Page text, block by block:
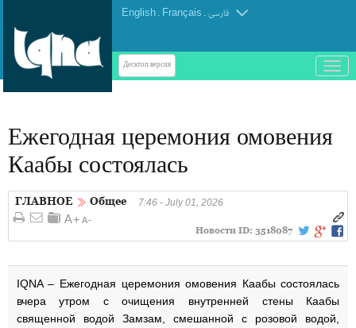
English . Français . فارسی
Десктоп-версия
باز
و
منوЕжегодная церемония омовения
Каабы состоялась
ГЛАВНОЕ Общее 7:46 - July 01, 2026
Новости ID: 3518087
IQNA – Ежегодная церемония омовения Каабы состоялась
вчера утром с очищения внутренней стены Каабы
священной водой Замзам, смешанной с розовой водой,